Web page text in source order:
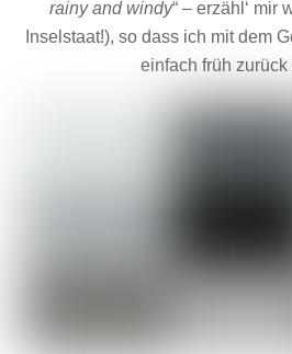
rainy and windy“ – erzähl‘ mir
Inselstaat!), so dass ich mit dem
einfach früh zurück